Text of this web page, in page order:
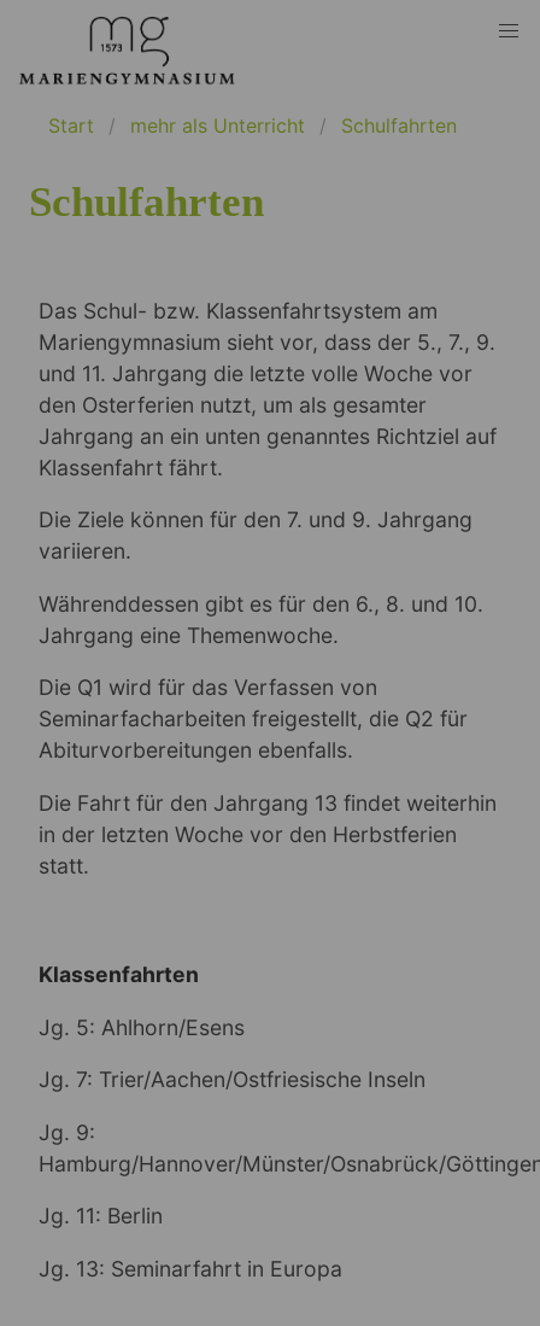
Start mehr als Unterricht Schulfahrten
Schulfahrten
Das Schul- bzw. Klassenfahrtsystem am
Mariengymnasium sieht vor, dass der 5., 7., 9.
und 11. Jahrgang die letzte volle Woche vor
den Osterferien nutzt, um als gesamter
Jahrgang an ein unten genanntes Richtziel auf
Klassenfahrt fährt.
Die Ziele können für den 7. und 9. Jahrgang
variieren.
Währenddessen gibt es für den 6., 8. und 10.
Jahrgang eine Themenwoche.
Die Q1 wird für das Verfassen von
Seminarfacharbeiten freigestellt, die Q2 für
Abiturvorbereitungen ebenfalls.
Die Fahrt für den Jahrgang 13 findet weiterhin
in der letzten Woche vor den Herbstferien
statt.
Klassenfahrten
Jg. 5: Ahlhorn/Esens
Jg. 7: Trier/Aachen/Ostfriesische Inseln
Jg. 9:
Hamburg/Hannover/Münster/Osnabrück/
Jg. 11: Berlin
Jg. 13: Seminarfahrt in Europa